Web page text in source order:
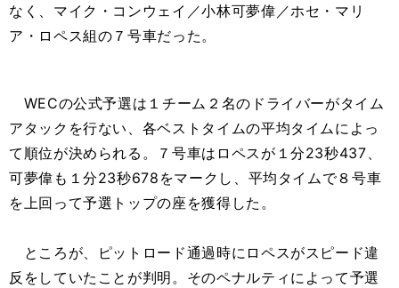
なく、マイク・コンウェイ／小林可夢偉／ホセ・マリ
ア・ロペス組の７号車だった。
WECの公式予選は１チーム２名のドライバーがタイム
アタックを行ない、各ベストタイムの平均タイムによっ
て順位が決められる。７号車はロペスが１分23秒437、
可夢偉も１分23秒678をマークし、平均タイムで８号車
を上回って予選トップの座を獲得した。
ところが、ピットロード通過時にロペスがスピード違
反をしていたことが判明。そのペナルティによって予選